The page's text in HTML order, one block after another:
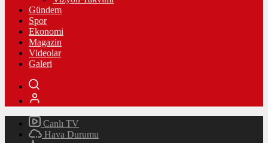
Gündem
Spor
Ekonomi
Magazin
Videolar
Galeri
Canlı TV
Hava Durumu